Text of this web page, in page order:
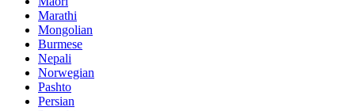
Marathi
Mongolian
Burmese
Nepali
Norwegian
Pashto
Persian